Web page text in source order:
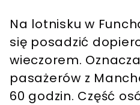
Na lotnisku w
się posadzić
wieczorem.
pasażerów z
60 godzin. Część